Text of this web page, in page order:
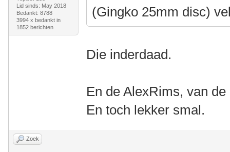
Lid sinds: May 2018
Bedankt: 8788
3994 x bedankt in
1852 berichten
(Gingko 25mm disc)
Die inderdaad.
En de AlexRims, van
En toch lekker smal.
Zoek